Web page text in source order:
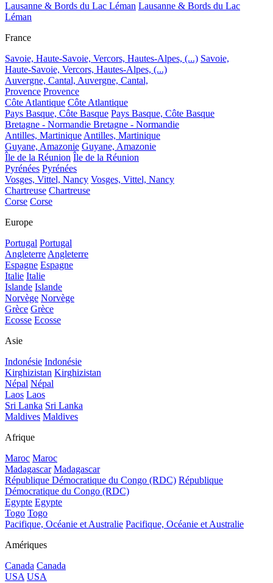
Lausanne & Bords du Lac Léman Lausanne & Bords du Lac
Léman
France
Savoie, Haute-Savoie, Vercors, Hautes-Alpes, (...) Savoie,
Haute-Savoie, Vercors, Hautes-Alpes, (...)
Auvergne, Cantal, Auvergne, Cantal,
Provence Provence
Côte Atlantique Côte Atlantique
Pays Basque, Côte Basque Pays Basque, Côte Basque
Bretagne - Normandie Bretagne - Normandie
Antilles, Martinique Antilles, Martinique
Guyane, Amazonie Guyane, Amazonie
Île de la Réunion Île de la Réunion
Pyrénées Pyrénées
Vosges, Vittel, Nancy Vosges, Vittel, Nancy
Chartreuse Chartreuse
Corse Corse
Europe
Portugal Portugal
Angleterre Angleterre
Espagne Espagne
Italie Italie
Islande Islande
Norvège Norvège
Grèce Grèce
Ecosse Ecosse
Asie
Indonésie Indonésie
Kirghizistan Kirghizistan
Népal Népal
Laos Laos
Sri Lanka Sri Lanka
Maldives Maldives
Afrique
Maroc Maroc
Madagascar Madagascar
République Démocratique du Congo (RDC) République
Démocratique du Congo (RDC)
Egypte Egypte
Togo Togo
Pacifique, Océanie et Australie Pacifique, Océanie et Australie
Amériques
Canada Canada
USA USA